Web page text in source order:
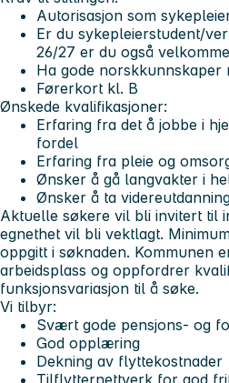
Autorisasjon som
Er du sykepleierstudent/
26/27 er du også
Ha gode norskkunnskaper
Førerkort kl. B
Ønskede kvalifikasjoner:
Erfaring fra det å jobbe i
fordel
Erfaring fra pleie og
Ønsker å gå langvakter i
Ønsker å ta
Aktuelle søkere vil bli invitert til
egnethet vil bli vektlagt.
oppgitt i søknaden. Kommunen
arbeidsplass og oppfordrer
funksjonsvariasjon til å søke.
Vi tilbyr:
Svært gode pensjons- og
God opplæring
Dekning av flyttekostnader
Tilflytternettverk for god